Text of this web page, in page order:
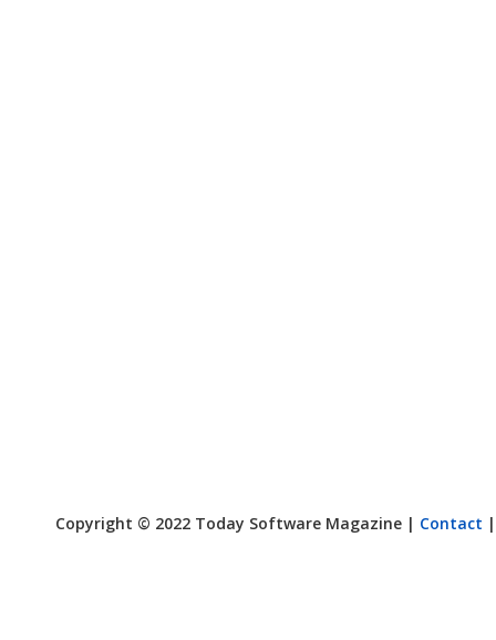
Copyright © 2022 Today Software Magazine | Contact